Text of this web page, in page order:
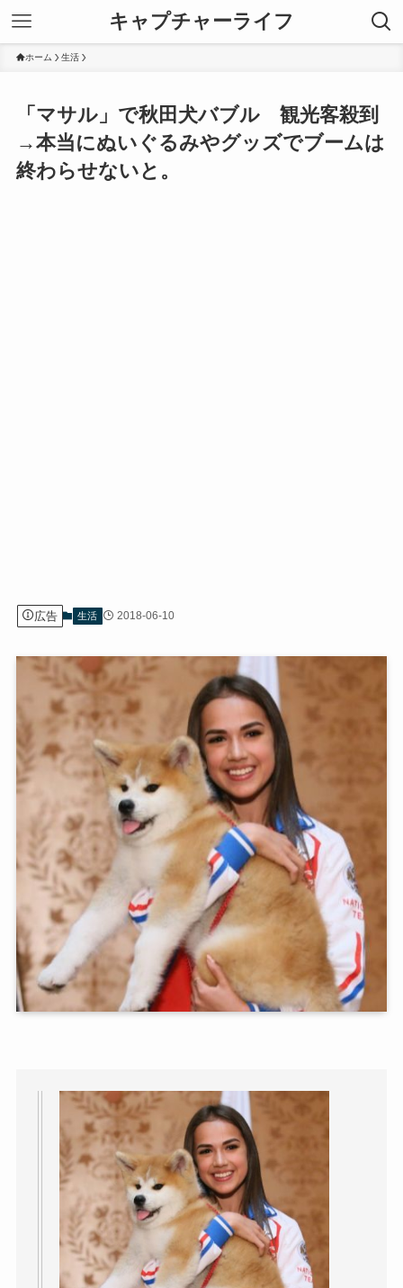
キャプチャーライフ
ホーム 生活
「マサル」で秋田犬バブル 観光客殺到
→本当にぬいぐるみやグッズでブームは
終わらせないと。
広告 生活 2018-06-10